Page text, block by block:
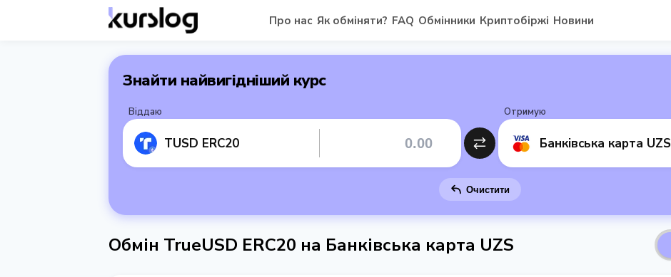
Про нас Як обміняти? FAQ Обмінники Криптобіржі Новини
Знайти найвигідніший курс
Віддаю
TUSD ERC20
Отримую
Банківська карта UZS
Очистити
Обмін TrueUSD ERC20 на Банківська карта UZS